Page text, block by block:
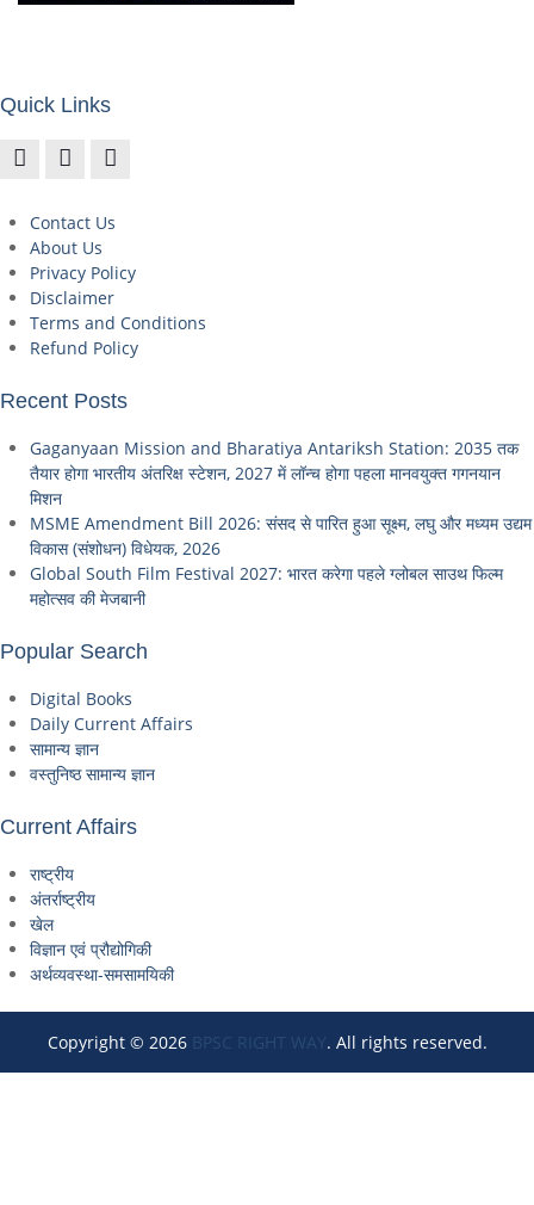
Quick Links
Contact Us
About Us
Privacy Policy
Disclaimer
Terms and Conditions
Refund Policy
Recent Posts
Gaganyaan Mission and Bharatiya Antariksh Station: 2035 तक
तैयार होगा भारतीय अंतरिक्ष स्टेशन, 2027 में लॉन्च होगा पहला मानवयुक्त गगनयान
मिशन
MSME Amendment Bill 2026: संसद से पारित हुआ सूक्ष्म, लघु और मध्यम उद्यम
विकास (संशोधन) विधेयक, 2026
Global South Film Festival 2027: भारत करेगा पहले ग्लोबल साउथ फिल्म
महोत्सव की मेजबानी
Popular Search
Digital Books
Daily Current Affairs
सामान्य ज्ञान
वस्तुनिष्ठ सामान्य ज्ञान
Current Affairs
राष्ट्रीय
अंतर्राष्ट्रीय
खेल
विज्ञान एवं प्रौद्योगिकी
अर्थव्यवस्था-समसामयिकी
Copyright © 2026 BPSC RIGHT WAY . All rights reserved.